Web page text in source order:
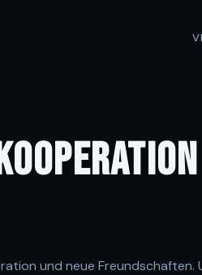
und neue Freundschaften.